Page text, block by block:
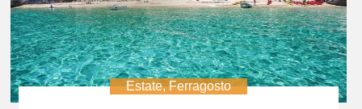
Estate,Ferragosto